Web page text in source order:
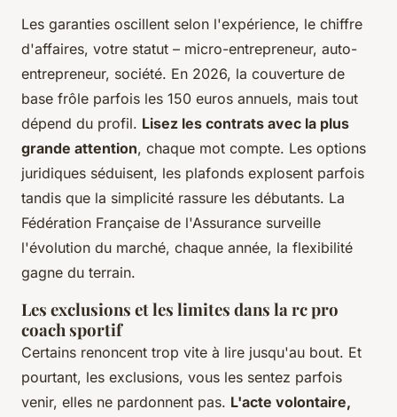
Les garanties oscillent selon l'expérience, le chiffre
d'affaires, votre statut – micro-entrepreneur, auto-
entrepreneur, société. En 2026, la couverture de
base frôle parfois les 150 euros annuels, mais tout
dépend du profil. Lisez les contrats avec la plus
grande attention, chaque mot compte. Les options
juridiques séduisent, les plafonds explosent parfois
tandis que la simplicité rassure les débutants. La
Fédération Française de l'Assurance surveille
l'évolution du marché, chaque année, la flexibilité
gagne du terrain.
Les exclusions et les limites dans la rc pro
coach sportif
Certains renoncent trop vite à lire jusqu'au bout. Et
pourtant, les exclusions, vous les sentez parfois
venir, elles ne pardonnent pas. L'acte volontaire,